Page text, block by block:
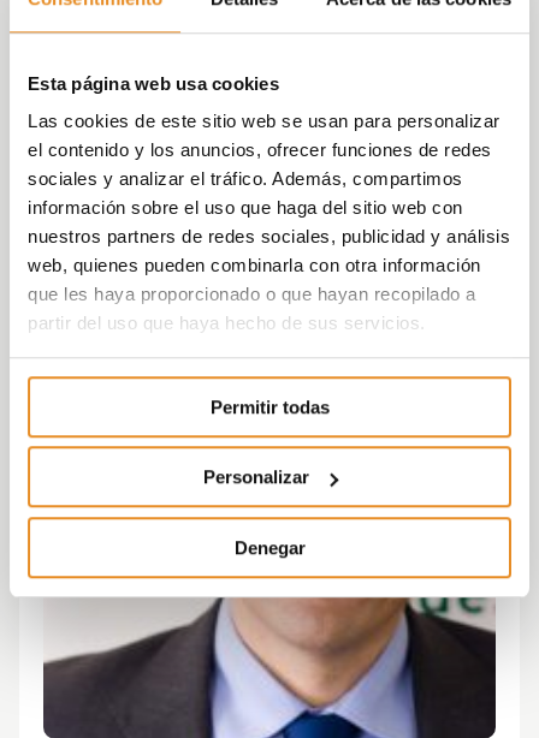
Esta página web usa cookies
Las cookies de este sitio web se usan para personalizar
el contenido y los anuncios, ofrecer funciones de redes
sociales y analizar el tráfico. Además, compartimos
información sobre el uso que haga del sitio web con
nuestros partners de redes sociales, publicidad y análisis
web, quienes pueden combinarla con otra información
que les haya proporcionado o que hayan recopilado a
partir del uso que haya hecho de sus servicios.
Permitir todas
Personalizar
Denegar